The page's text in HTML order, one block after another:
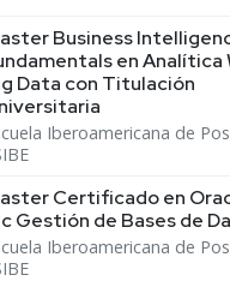
Business
en Analítica
Data con Titulación
Iberoamericana de
Certificado en
Gestión de Bases de
Iberoamericana de